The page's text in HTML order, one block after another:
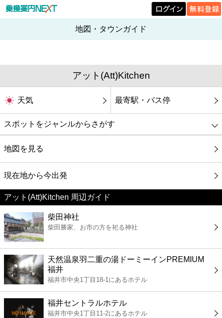
地図・タウンガイド
アット(Att)Kitchen
天気 最寄駅・バス停
スポットをジャンルからさがす
グルメ
映画
美容
コンビニ
薬局
スーパー
エンタメ
地図を見る
現在地から今出発
アット(Att)Kitchen 周辺ガイド
柴田神社
柴田勝家、お市の方を祀る神社
天然温泉羽二重の湯ドーミーインPREMIUM
福井
福井市中央1丁目18-1にあるホテル
福井セントラルホテル
福井市中央1丁目11-2にあるホテル